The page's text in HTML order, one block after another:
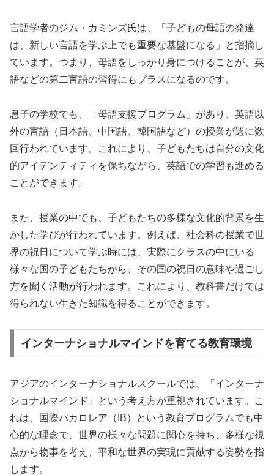
言語学者のジム・カミンズ氏は、「子どもの母語の発達
は、新しい言語を学ぶ上でも重要な基盤になる」と指摘し
ています。つまり、母語をしっかり身につけることが、英
語などの第二言語の習得にもプラスになるのです。
息子の学校でも、「母語支援プログラム」があり、英語以
外の言語（日本語、中国語、韓国語など）の授業が週に数
回行われています。これにより、子どもたちは自分の文化
的アイデンティティを保ちながら、英語での学習も進める
ことができます。
また、授業の中でも、子どもたちの多様な文化的背景を生
かした学びが行われています。例えば、社会科の授業で世
界の祝日について学ぶ時には、実際にクラスの中にいる
様々な国の子どもたちから、その国の祝日の意味や過ごし
方を聞く活動が行われます。これにより、教科書だけでは
得られない生きた知識を得ることができます。
インターナショナルマインドを育てる教育環境
アジアのインターナショナルスクールでは、「インターナ
ショナルマインド」という考え方が重視されています。こ
れは、国際バカロレア（IB）という教育プログラムでも中
心的な理念で、世界の様々な問題に関心を持ち、多様な視
点から物事を考え、平和な世界の実現に貢献する姿勢を指
します。